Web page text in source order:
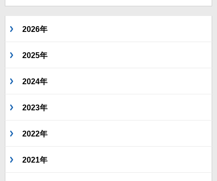
2026年
2025年
2024年
2023年
2022年
2021年